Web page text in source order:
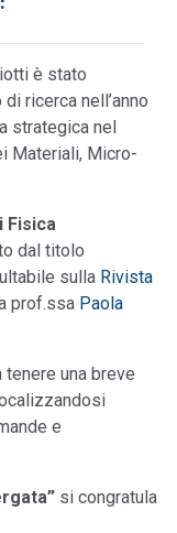
è stato
ricerca nell’anno
strategica nel
Materiali, Micro-
Fisica
dal titolo
sulla Rivista
prof.ssa Paola
una breve
e
si congratula